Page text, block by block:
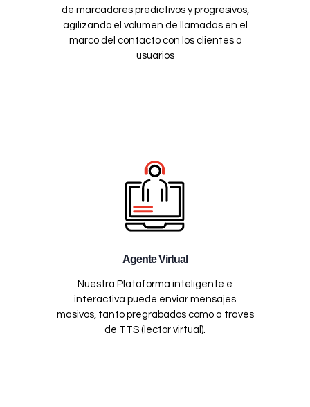
de marcadores predictivos y progresivos,
agilizando el volumen de llamadas en el
marco del contacto con los clientes o
usuarios
Agente Virtual
Nuestra Plataforma inteligente e
interactiva puede enviar mensajes
masivos, tanto pregrabados como a través
de TTS (lector virtual).